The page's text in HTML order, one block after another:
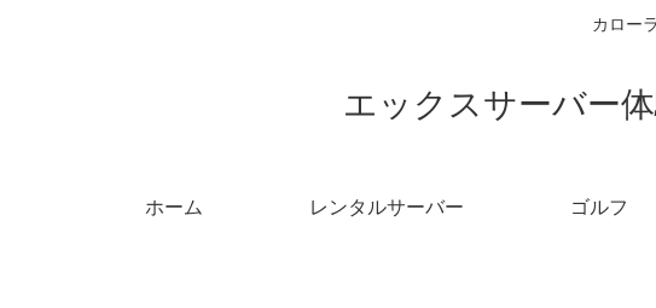
カロー
エックスサーバー
ホーム レンタルサーバー ゴルフ